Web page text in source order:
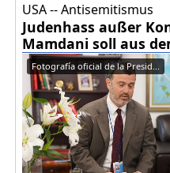
USA -- Antisemitismus
Judenhass außer
Mamdani soll aus
Fotografía oficial de la Presid...